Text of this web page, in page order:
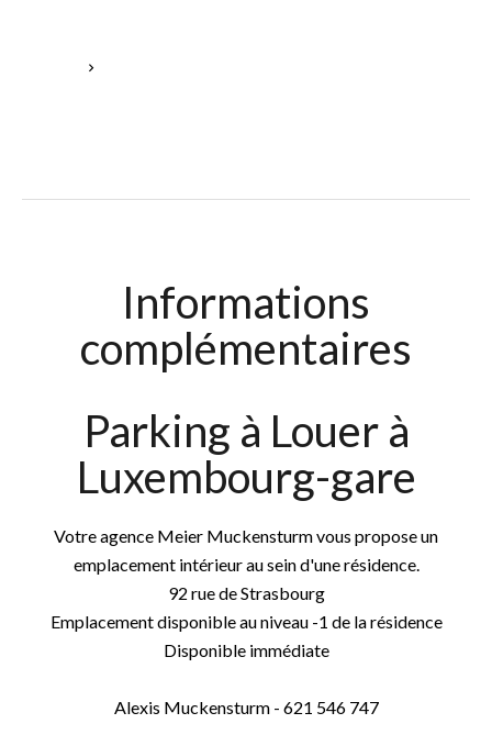
Informations
complémentaires
Parking à Louer à
Luxembourg-gare
Votre agence Meier Muckensturm vous propose un
emplacement intérieur au sein d'une résidence.
92 rue de Strasbourg
Emplacement disponible au niveau -1 de la résidence
Disponible immédiate
Alexis Muckensturm - 621 546 747